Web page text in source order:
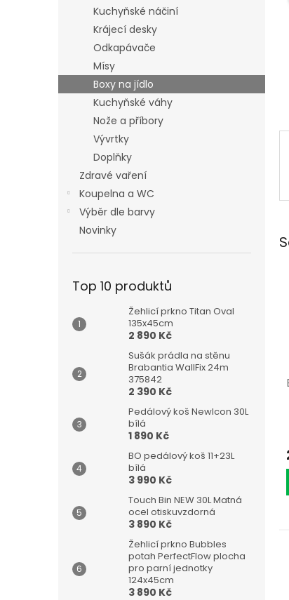
Kuchyňské náčiní
Krájecí desky
Odkapávače
Mísy
Boxy na jídlo
Kuchyňské váhy
Nože a příbory
Vývrtky
Doplňky
Zdravé vaření
Koupelna a WC
Výběr dle barvy
Novinky
Top 10 produktů
Žehlicí prkno Titan Oval
135x45cm
2 890 Kč
Sušák prádla na stěnu
Brabantia WallFix 24m
375842
2 390 Kč
Pedálový koš NewIcon 30L
bílá
1 890 Kč
BO pedálový koš 11+23L
bílá
3 990 Kč
Touch Bin NEW 30L Matná
ocel otiskuvzdorná
3 890 Kč
Žehlicí prkno Bubbles
potah PerfectFlow plocha
pro parní jednotky
124x45cm
3 890 Kč